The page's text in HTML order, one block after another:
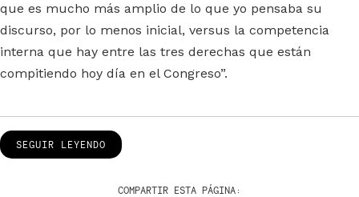
que es mucho más amplio de lo que yo pensaba su
discurso, por lo menos inicial, versus la competencia
interna que hay entre las tres derechas que están
compitiendo hoy día en el Congreso”.
SEGUIR LEYENDO
COMPARTIR ESTA PÁGINA: